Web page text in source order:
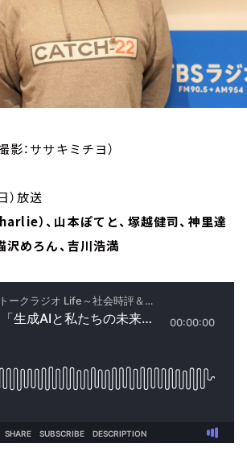
：ササキミチヨ）
日）放送
）、山本ぽてと、塚越健司、神里達
沢めろん、吉川浩満